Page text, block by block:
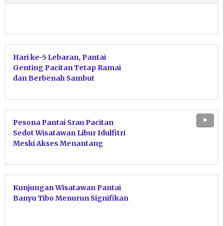
Hari ke-5 Lebaran, Pantai
Genting Pacitan Tetap Ramai
dan Berbenah Sambut
Pesona Pantai Srau Pacitan
Sedot Wisatawan Libur Idulfitri
Meski Akses Menantang
Kunjungan Wisatawan Pantai
Banyu Tibo Menurun Signifikan